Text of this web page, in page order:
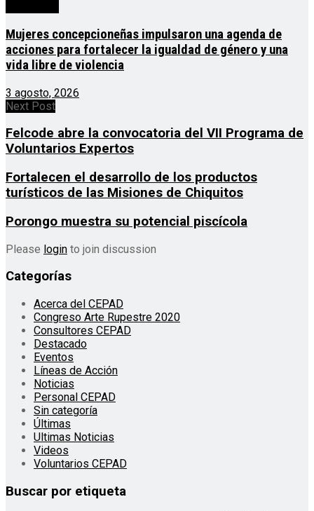
Mujeres concepcioneñas impulsaron una agenda de
acciones para fortalecer la igualdad de género y una
vida libre de violencia
3 agosto, 2026
Next Post
Felcode abre la convocatoria del VII Programa de
Voluntarios Expertos
Fortalecen el desarrollo de los productos
turísticos de las Misiones de Chiquitos
Porongo muestra su potencial piscícola
Please login to join discussion
Categorías
Acerca del CEPAD
Congreso Arte Rupestre 2020
Consultores CEPAD
Destacado
Eventos
Líneas de Acción
Noticias
Personal CEPAD
Sin categoría
Últimas
Ultimas Noticias
Videos
Voluntarios CEPAD
Buscar por etiqueta